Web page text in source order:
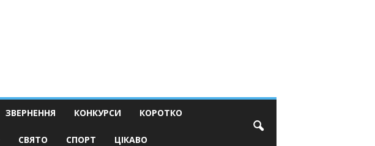
ЗВЕРНЕННЯ КОНКУРСИ КОРОТКО
СВЯТО СПОРТ ЦІКАВО